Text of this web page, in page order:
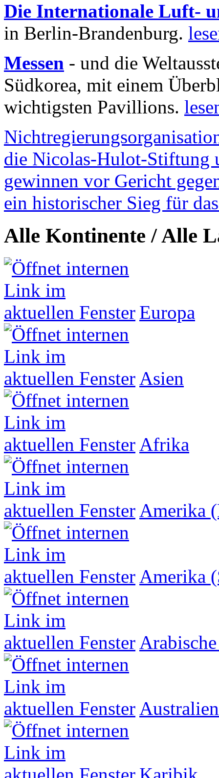
Die Internationale Luft-
in Berlin-Brandenburg.
Messen - und die
Südkorea, mit einem
wichtigsten Pavillions.
die Nicolas-Hulot-Stiftung
gewinnen vor Gericht
ein historischer Sieg für
Alle Kontinente / Alle
Europa
Asien
Afrika
Amerika
Amerika
Australien